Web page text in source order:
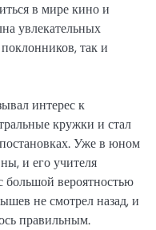
в мире кино и
увлекательных
так и
интерес к
кружки и стал
Уже в юном
и его учителя
большой вероятностью
не смотрел назад, и
правильным.